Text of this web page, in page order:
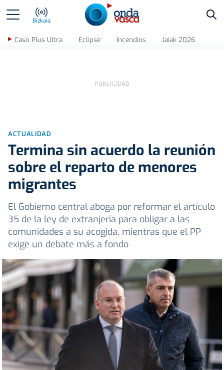
Bizkaia
Caso Plus Ultra Eclipse Incendios Jaiak 2026
ACTUALIDAD
Termina sin acuerdo la reunión
sobre el reparto de menores
migrantes
El Gobierno central aboga por reformar el artículo
35 de la ley de extranjería para obligar a las
comunidades a su acogida, mientras que el PP
exige un debate más a fondo